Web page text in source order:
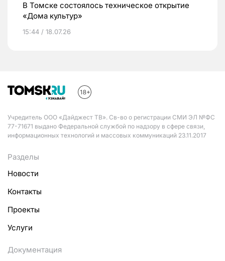
В Томске состоялось техническое открытие
«Дома культур»
15:44 / 18.07.26
Учредитель ООО «Дайджест ТВ». Св-во о регистрации СМИ ЭЛ №ФС
77-71671 выдано Федеральной службой по надзору в сфере связи,
информационных технологий и массовых коммуникаций 23.11.2017
Разделы
Новости
Контакты
Проекты
Услуги
Документация